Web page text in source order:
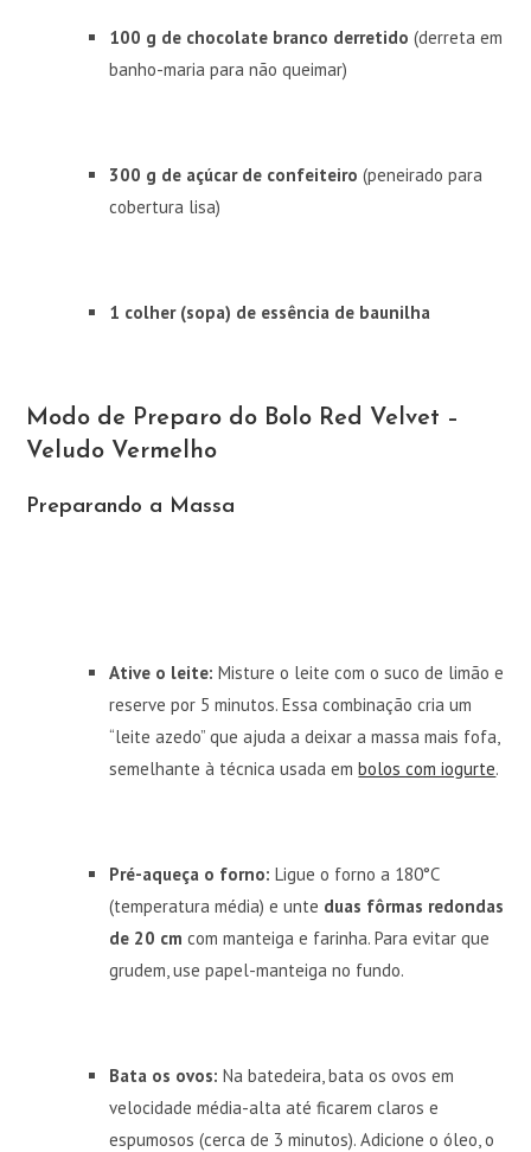
100 g de chocolate branco derretido (derreta em
banho-maria para não queimar)
300 g de açúcar de confeiteiro (peneirado para
cobertura lisa)
1 colher (sopa) de essência de baunilha
Modo de Preparo do Bolo Red Velvet –
Veludo Vermelho
Preparando a Massa
Ative o leite: Misture o leite com o suco de limão e
reserve por 5 minutos. Essa combinação cria um
“leite azedo” que ajuda a deixar a massa mais fofa,
semelhante à técnica usada embolos com iogurte.
Pré-aqueça o forno: Ligue o forno a 180°C
(temperatura média) e unte duas fôrmas redondas
de 20 cm com manteiga e farinha. Para evitar que
grudem, use papel-manteiga no fundo.
Bata os ovos: Na batedeira, bata os ovos em
velocidade média-alta até ficarem claros e
espumosos (cerca de 3 minutos). Adicione o óleo, o